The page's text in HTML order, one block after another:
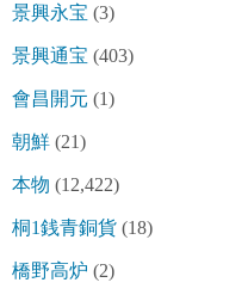
景興永宝 (3)
景興通宝 (403)
會昌開元 (1)
朝鮮 (21)
本物 (12,422)
桐1銭青銅貨 (18)
橋野高炉 (2)